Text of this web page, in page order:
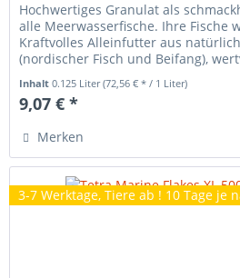
Hochwertiges Granulat als
alle Meerwasserfische. Ihre Fische
Kraftvolles Alleinfutter aus
(nordischer Fisch und Beifang),
Inhalt0.125 Liter(72,56 € * / 1 Liter)
9,07 € *
Merken
3-7 Werktage, Tiere ab ! 10 Tage je